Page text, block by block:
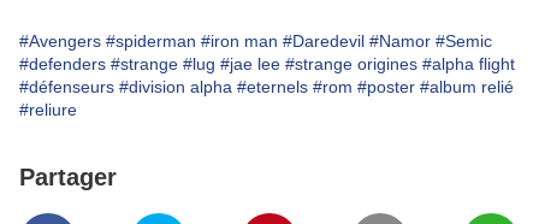
#Avengers #spiderman #iron man #Daredevil #Namor #Semic
#defenders #strange #lug #jae lee #strange origines #alpha flight
#défenseurs #division alpha #eternels #rom #poster #album relié
#reliure
Partager